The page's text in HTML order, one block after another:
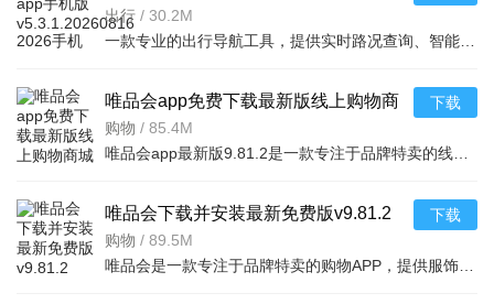
2026手机版
出行 / 30.2M
唯品会app免费下载最新版线上购物商
城v9.81.2 2026手机版
购物 / 85.4M
下载
唯品会下载并安装最新免费版v9.81.2
2026手机版 购物特卖
购物 / 89.5M
下载